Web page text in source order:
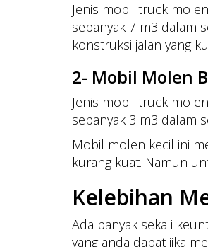
Jenis mobil truck
sebanyak 7 m3 dalam
konstruksi jalan yang
2- Mobil Molen
Jenis mobil truck
sebanyak 3 m3 dalam
Mobil molen kecil ini
kurang kuat. Namun
Kelebihan
Ada banyak sekali
yang anda dapat jika